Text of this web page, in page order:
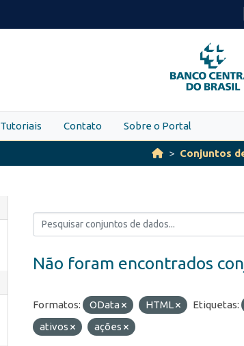
PARA
O
Tutoriais Contato Sobre o Portal
Conjuntos
Não foram encontrados
Formatos: OData HTML Etiquetas:
ativos
ações